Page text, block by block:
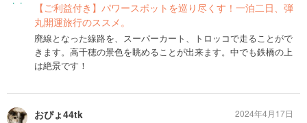
【ご利益付き】パワースポットを巡り尽くす！一泊二日、弾
丸開運旅行のススメ。
廃線となった線路を、スーパーカート、トロッコで走ることがで
きます。高千穂の景色を眺めることが出来ます。中でも鉄橋の上
は絶景です！
おぴょ44tk 2024年4月17日